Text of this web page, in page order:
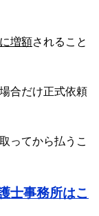
増額されること
合だけ正式依頼
ってから払うこ
士事務所はこ